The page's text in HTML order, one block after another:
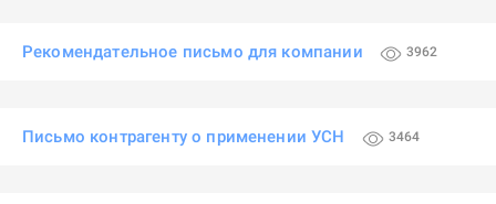
Рекомендательное письмо для компании 3962
Письмо контрагенту о применении УСН 3464